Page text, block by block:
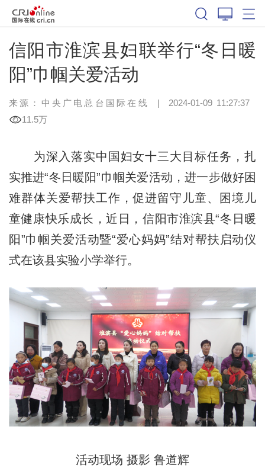
信阳市淮滨县妇联举行“冬日暖
阳”巾帼关爱活动
来源：中央广电总台国际在线 | 2024-01-09 11:27:37
11.5万
为深入落实中国妇女十三大目标任务，扎
实推进“冬日暖阳”巾帼关爱活动，进一步做好困
难群体关爱帮扶工作，促进留守儿童、困境儿
童健康快乐成长，近日，信阳市淮滨县“冬日暖
阳”巾帼关爱活动暨“爱心妈妈”结对帮扶启动仪
式在该县实验小学举行。
活动现场 摄影 鲁道辉